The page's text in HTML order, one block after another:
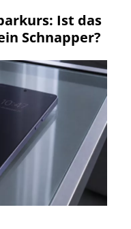
Ist das
Schnapper?